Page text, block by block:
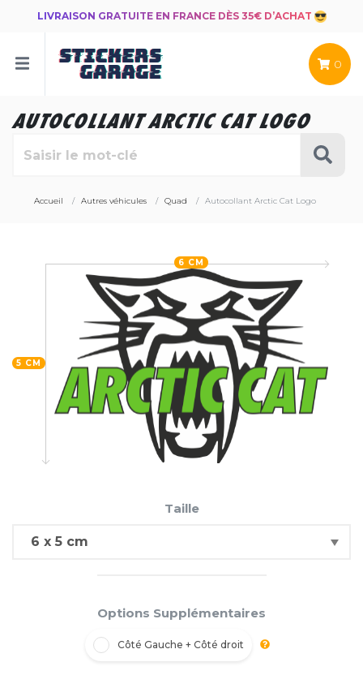
LIVRAISON GRATUITE EN FRANCE DÈS 35€ D’ACHAT
0
AUTOCOLLANT ARCTIC CAT LOGO
Accueil Autres véhicules Quad Autocollant Arctic Cat Logo
5 CM
6 CM
Taille
Options Supplémentaires
Côté Gauche + Côté droit